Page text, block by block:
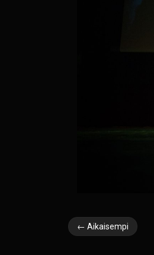
← Aikaisempi